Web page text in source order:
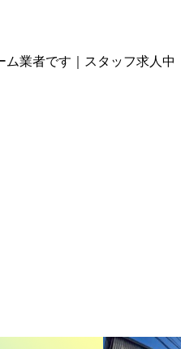
業者です｜スタッフ求人中